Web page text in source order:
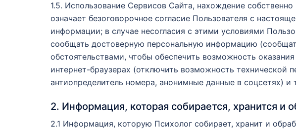
1.5. Использование Сервисов Сайта, нахождение
означает безоговорочное согласие Пользователя с
информации; в случае несогласия с этими условиями
сообщать достоверную персональную информацию
обстоятельствами, чтобы обеспечить возможность
интернет-браузерах (отключить возможность технической
антиопределитель номера, анонимные данные в соцсетях) и
2. Информация, которая собирается, хранится и
2.1 Информация, которую Психолог собирает, хранит и